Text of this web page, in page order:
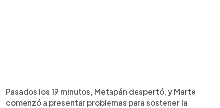
Pasados los 19 minutos, Metapán despertó, y Marte
comenzó a presentar problemas para sostener la